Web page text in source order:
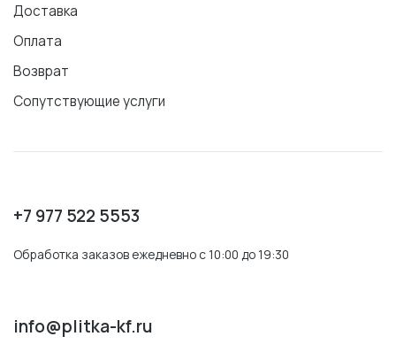
Доставка
Оплата
Возврат
Сопутствующие услуги
+7 977 522 5553
Обработка заказов ежедневно с 10:00 до 19:30
info@plitka-kf.ru